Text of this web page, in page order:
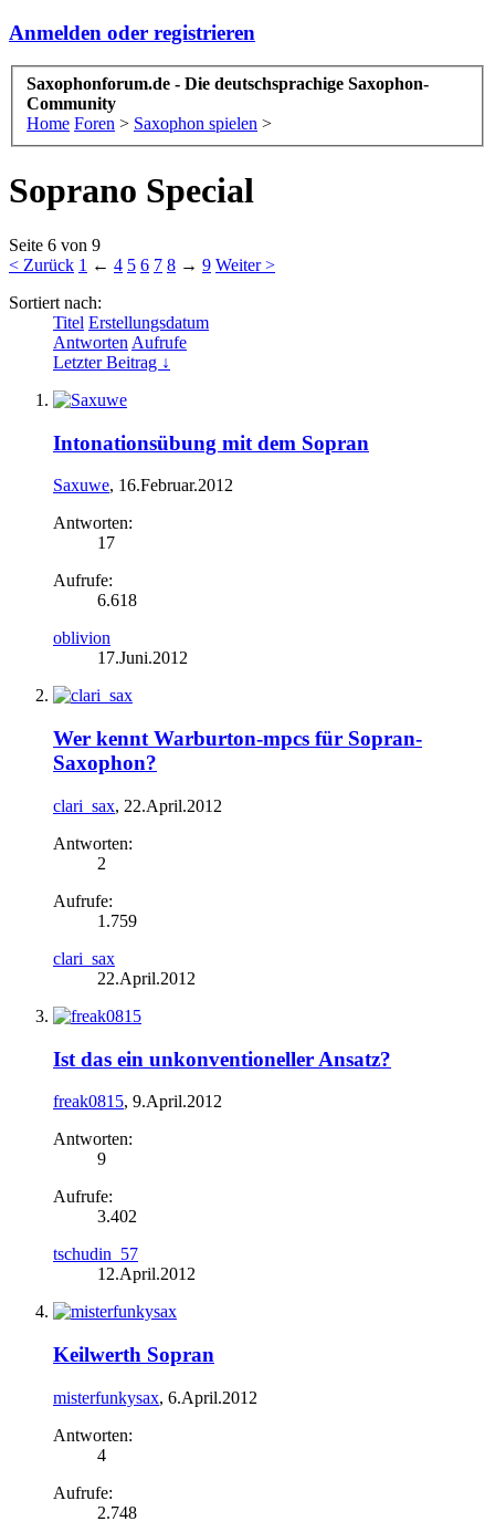
Anmelden oder registrieren
Saxophonforum.de - Die deutschsprachige Saxophon-
Community
Home Foren > Saxophon spielen >
Soprano Special
Seite 6 von 9
< Zurück 1 ← 4 5 6 7 8 → 9 Weiter >
Sortiert nach:
Titel Erstellungsdatum
Antworten Aufrufe
Letzter Beitrag ↓
Intonationsübung mit dem Sopran
Saxuwe, 16.Februar.2012
Antworten:
17
Aufrufe:
6.618
oblivion
17.Juni.2012
Wer kennt Warburton-mpcs für Sopran-
Saxophon?
clari_sax, 22.April.2012
Antworten:
2
Aufrufe:
1.759
clari_sax
22.April.2012
Ist das ein unkonventioneller Ansatz?
freak0815, 9.April.2012
Antworten:
9
Aufrufe:
3.402
tschudin_57
12.April.2012
Keilwerth Sopran
misterfunkysax, 6.April.2012
Antworten:
4
Aufrufe:
2.748